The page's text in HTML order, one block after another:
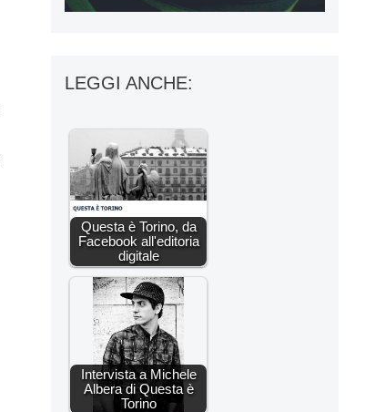
LEGGI ANCHE:
Questa è Torino, da
Facebook all'editoria
digitale
Intervista a Michele
Albera di Questa è
Torino